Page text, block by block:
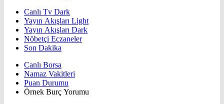
Canlı Tv Dark
Yayın Akışları Light
Yayın Akışları Dark
Nöbetçi Eczaneler
Son Dakika
Canlı Borsa
Namaz Vakitleri
Puan Durumu
Örnek Burç Yorumu